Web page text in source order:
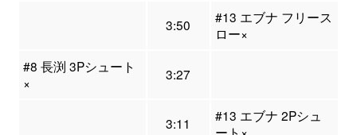
3:50
#13 エブナ フリース
ロー×
#8 長渕 3Pシュート
×
3:27
3:11
#13 エブナ 2Pシュ